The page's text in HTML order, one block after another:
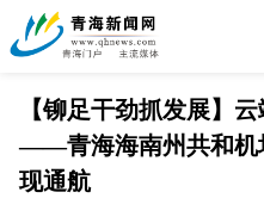
【铆足干劲抓发展】
——青海海南州共和机
现通航